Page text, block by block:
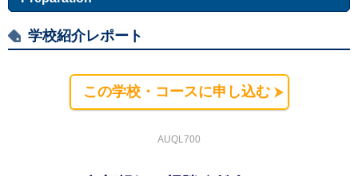
学校紹介レポート
この学校・コースに申し込む
AUQL700